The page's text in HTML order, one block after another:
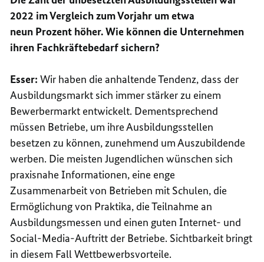
2022 im Vergleich zum Vorjahr um etwa
neun Prozent höher. Wie können die Unternehmen
ihren Fachkräftebedarf sichern?
Esser: Wir haben die anhaltende Tendenz, dass der
Ausbildungsmarkt sich immer stärker zu einem
Bewerbermarkt entwickelt. Dementsprechend
müssen Betriebe, um ihre Ausbildungsstellen
besetzen zu können, zunehmend um Auszubildende
werben. Die meisten Jugendlichen wünschen sich
praxisnahe Informationen, eine enge
Zusammenarbeit von Betrieben mit Schulen, die
Ermöglichung von Praktika, die Teilnahme an
Ausbildungsmessen und einen guten Internet- und
Social-Media-Auftritt der Betriebe. Sichtbarkeit bringt
in diesem Fall Wettbewerbsvorteile.